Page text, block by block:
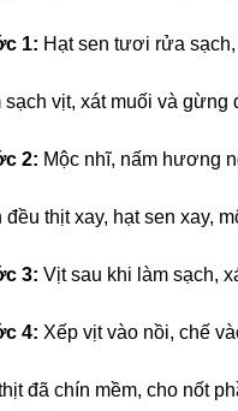
1: Hạt sen tươi rửa
sạch vịt, xát muối và
2: Mộc nhĩ, nấm hương
đều thịt xay, hạt sen xay,
3: Vịt sau khi làm sạch,
4: Xếp vịt vào nồi, chế
đã chín mềm, cho nốt